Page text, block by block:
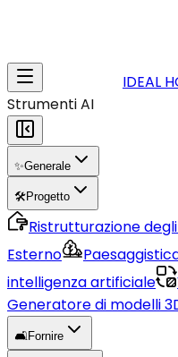
IDEAL
Strumenti AI
✨Generale
🛠️Progetto
Ristrutturazione
Esterno
intelligenza artificiale
Generatore di modelli
🛋️Fornire